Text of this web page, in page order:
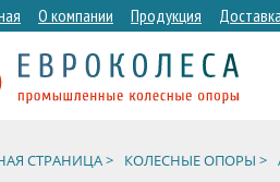
О компании Продукция Доставка
СТРАНИЦА > КОЛЕСНЫЕ ОПОРЫ >